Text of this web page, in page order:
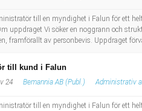
till en myndighet i Falun för ett
uppdraget Vi söker en noggrann och
framförallt av personbevis. Uppdraget
till kund i Falun
24 Bemannia AB (Publ.) Administrativ
till en myndighet i Falun för ett